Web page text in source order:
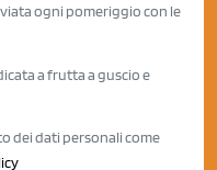
ogni pomeriggio con le
a frutta a guscio e
dei dati personali come